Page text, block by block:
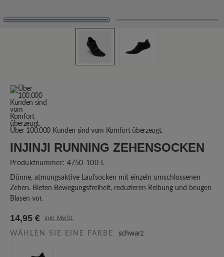
Über 100.000 Kunden sind vom Komfort überzeugt.
INJINJI RUNNING ZEHENSOCKEN
Produktnummer: 4750-100-L
Dünne, atmungsaktive Laufsocken mit einzeln umschlossenen
Zehen. Bieten Bewegungsfreiheit, reduzieren Reibung und beugen
Blasen vor.
14,95 € inkl. MwSt.
WÄHLEN SIE EINE FARBE schwarz